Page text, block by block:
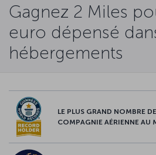
Gagnez 2 Miles
euro dépensé
hébergements
LE PLUS GRAND NOMBRE
COMPAGNIE AÉRIENNE AU